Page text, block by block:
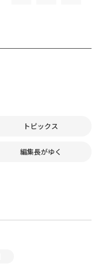
トピックス
編集長がゆく